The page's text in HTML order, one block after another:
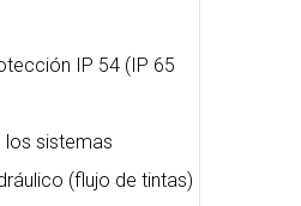
IP 54 (IP 65
los sistemas
(flujo de tintas)